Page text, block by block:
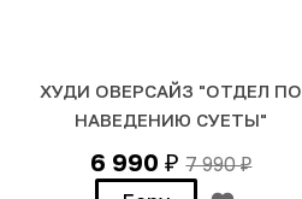
ХУДИ ОВЕРСАЙЗ "ОТДЕЛ ПО
НАВЕДЕНИЮ СУЕТЫ"
6 990₽ 7 990₽